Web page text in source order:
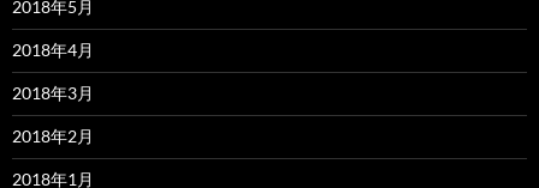
2018年5月
2018年4月
2018年3月
2018年2月
2018年1月